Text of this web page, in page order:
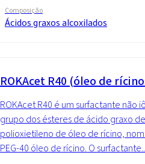
Composição
Ácidos graxos alcoxilados
ROKAcet R40 (óleo de
ROKAcet R40 é um surfactante não
grupo dos ésteres de ácido graxo de
polioxietileno de óleo de rícino,
PEG-40 óleo de rícino. O